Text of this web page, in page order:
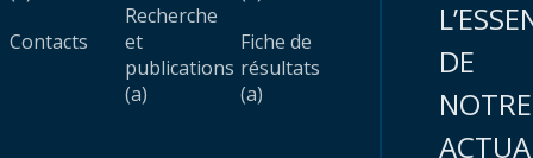
Contacts
Recherche
et
publications
(a)
Fiche de
résultats
(a)
DE
NOTRE